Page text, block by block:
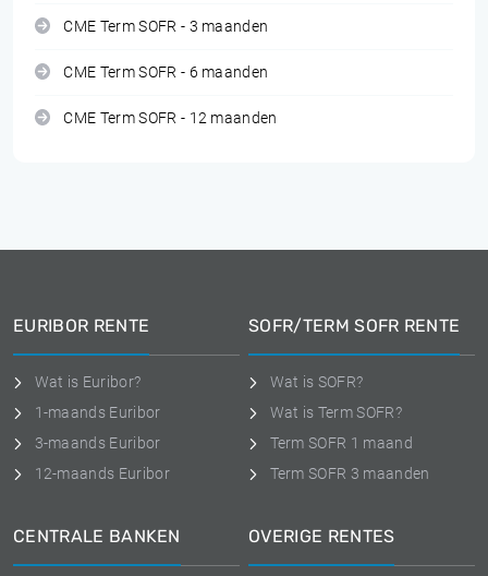
CME Term SOFR - 3 maanden
CME Term SOFR - 6 maanden
CME Term SOFR - 12 maanden
EURIBOR RENTE
Wat is Euribor?
1-maands Euribor
3-maands Euribor
12-maands Euribor
SOFR/TERM SOFR RENTE
Wat is SOFR?
Wat is Term SOFR?
Term SOFR 1 maand
Term SOFR 3 maanden
CENTRALE BANKEN OVERIGE RENTES